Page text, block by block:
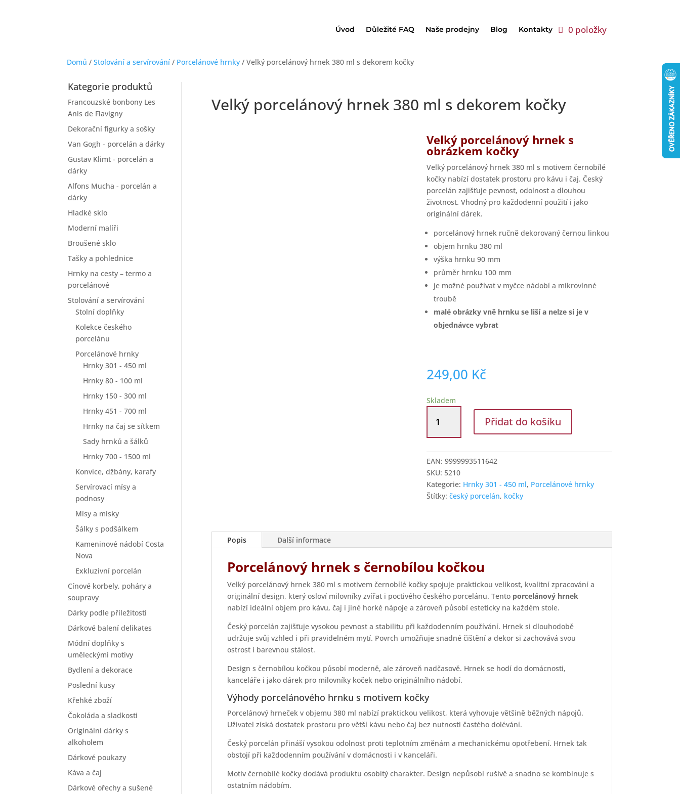
Úvod Důležité FAQ Naše prodejny Blog Kontakty 0 položky
Domů / Stolování a servírování / Porcelánové hrnky / Velký porcelánový hrnek 380 ml s dekorem kočky
Kategorie produktů
Francouzské bonbony Les
Anis de Flavigny
Dekorační figurky a sošky
Van Gogh - porcelán a dárky
Gustav Klimt - porcelán a
dárky
Alfons Mucha - porcelán a
dárky
Hladké sklo
Moderní malíři
Broušené sklo
Tašky a pohlednice
Hrnky na cesty – termo a
porcelánové
Stolování a servírování
Stolní doplňky
Kolekce českého
porcelánu
Porcelánové hrnky
Hrnky 301 - 450 ml
Hrnky 80 - 100 ml
Hrnky 150 - 300 ml
Hrnky 451 - 700 ml
Hrnky na čaj se sítkem
Sady hrnků a šálků
Hrnky 700 - 1500 ml
Konvice, džbány, karafy
Servírovací mísy a
podnosy
Mísy a misky
Šálky s podšálkem
Kameninové nádobí Costa
Nova
Exkluzivní porcelán
Cínové korbely, poháry a
soupravy
Dárky podle příležitosti
Dárkové balení delikates
Módní doplňky s
uměleckými motivy
Bydlení a dekorace
Poslední kusy
Křehké zboží
Čokoláda a sladkosti
Originální dárky s
alkoholem
Dárkové poukazy
Káva a čaj
Dárkové ořechy a sušené
Velký porcelánový hrnek 380 ml s dekorem kočky
Velký porcelánový hrnek s
obrázkem kočky
Velký porcelánový hrnek 380 ml s motivem černobílé
kočky nabízí dostatek prostoru pro kávu i čaj. Český
porcelán zajišťuje pevnost, odolnost a dlouhou
životnost. Vhodný pro každodenní použití i jako
originální dárek.
porcelánový hrnek ručně dekorovaný černou linkou
objem hrnku 380 ml
výška hrnku 90 mm
průměr hrnku 100 mm
je možné používat v myčce nádobí a mikrovlnné
troubě
malé obrázky vně hrnku se liší a nelze si je v
objednávce vybrat
249,00 Kč
Skladem
porcelánový
hrnek
ml
s
dekorem
kočky
Přidat do košíku
EAN:9999993511642
SKU: 5210
Kategorie: Hrnky 301 - 450 ml, Porcelánové hrnky
Štítky:český porcelán, kočky
Popis Další informace
Porcelánový hrnek s černobílou kočkou
Velký porcelánový hrnek 380 ml s motivem černobílé kočky spojuje praktickou velikost, kvalitní zpracování a
originální design, který osloví milovníky zvířat i poctivého českého porcelánu. Tento porcelánový hrnek
nabízí ideální objem pro kávu, čaj i jiné horké nápoje a zároveň působí esteticky na každém stole.
Český porcelán zajišťuje vysokou pevnost a stabilitu při každodenním používání. Hrnek si dlouhodobě
udržuje svůj vzhled i při pravidelném mytí. Povrch umožňuje snadné čištění a dekor si zachovává svou
ostrost i barevnou stálost.
Design s černobílou kočkou působí moderně, ale zároveň nadčasově. Hrnek se hodí do domácnosti,
kanceláře i jako dárek pro milovníky koček nebo originálního nádobí.
Výhody porcelánového hrnku s motivem kočky
Porcelánový hrneček v objemu 380 ml nabízí praktickou velikost, která vyhovuje většině běžných nápojů.
Uživatel získá dostatek prostoru pro větší kávu nebo čaj bez nutnosti častého dolévání.
Český porcelán přináší vysokou odolnost proti teplotním změnám a mechanickému opotřebení. Hrnek tak
obstojí při každodenním používání v domácnosti i v kanceláři.
Motiv černobílé kočky dodává produktu osobitý charakter. Design nepůsobí rušivě a snadno se kombinuje s
ostatním nádobím.